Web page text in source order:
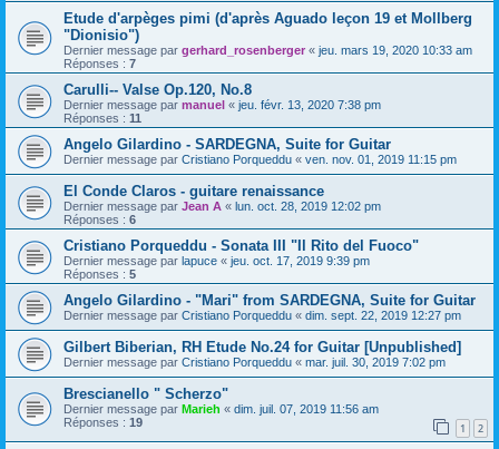
Etude d'arpèges pimi (d'après Aguado leçon 19 et Mollberg
"Dionisio")
Dernier message par gerhard_rosenberger « jeu. mars 19, 2020 10:33 am
Réponses : 7
Carulli-- Valse Op.120, No.8
Dernier message par manuel « jeu. févr. 13, 2020 7:38 pm
Réponses : 11
Angelo Gilardino - SARDEGNA, Suite for Guitar
Dernier message par Cristiano Porqueddu « ven. nov. 01, 2019 11:15 pm
El Conde Claros - guitare renaissance
Dernier message par Jean A « lun. oct. 28, 2019 12:02 pm
Réponses : 6
Cristiano Porqueddu - Sonata III "Il Rito del Fuoco"
Dernier message par lapuce « jeu. oct. 17, 2019 9:39 pm
Réponses : 5
Angelo Gilardino - "Mari" from SARDEGNA, Suite for Guitar
Dernier message par Cristiano Porqueddu « dim. sept. 22, 2019 12:27 pm
Gilbert Biberian, RH Etude No.24 for Guitar [Unpublished]
Dernier message par Cristiano Porqueddu « mar. juil. 30, 2019 7:02 pm
Brescianello " Scherzo"
Dernier message par Marieh « dim. juil. 07, 2019 11:56 am
Réponses : 19 1 2